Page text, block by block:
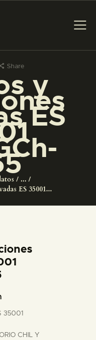
Share
y
ES
...
ES 35001...
35001
CHIL Y